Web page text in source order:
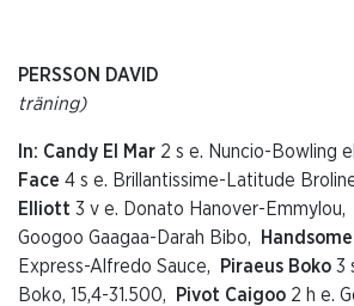
PERSSON DAVID
träning)
In: Candy El Mar 2 s e. Nuncio-Bowling
Face 4 s e. Brillantissime-Latitude
Elliott 3 v e. Donato Hanover-Emmylou,
Googoo Gaagaa-Darah Bibo,
Express-Alfredo Sauce,
Piraeus Boko 3
Boko, 15,4-31.500,
Pivot Caigoo 2 h e.